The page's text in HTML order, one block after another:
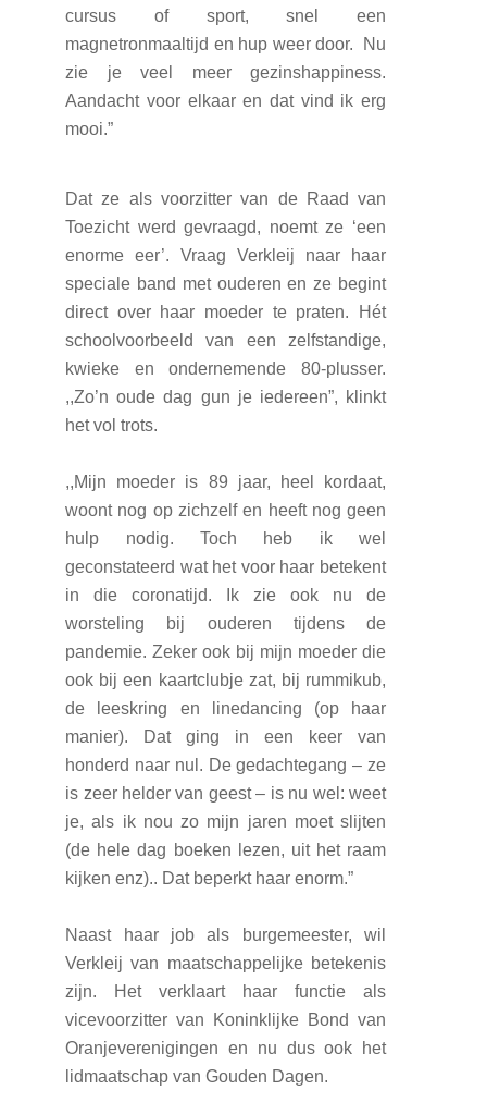
cursus of sport, snel een
magnetronmaaltijd en hup weer door. Nu
zie je veel meer gezinshappiness.
Aandacht voor elkaar en dat vind ik erg
mooi.”
Dat ze als voorzitter van de Raad van
Toezicht werd gevraagd, noemt ze ‘een
enorme eer’. Vraag Verkleij naar haar
speciale band met ouderen en ze begint
direct over haar moeder te praten. Hét
schoolvoorbeeld van een zelfstandige,
kwieke en ondernemende 80-plusser.
,,Zo’n oude dag gun je iedereen”, klinkt
het vol trots.
,,Mijn moeder is 89 jaar, heel kordaat,
woont nog op zichzelf en heeft nog geen
hulp nodig. Toch heb ik wel
geconstateerd wat het voor haar betekent
in die coronatijd. Ik zie ook nu de
worsteling bij ouderen tijdens de
pandemie. Zeker ook bij mijn moeder die
ook bij een kaartclubje zat, bij rummikub,
de leeskring en linedancing (op haar
manier). Dat ging in een keer van
honderd naar nul. De gedachtegang – ze
is zeer helder van geest – is nu wel: weet
je, als ik nou zo mijn jaren moet slijten
(de hele dag boeken lezen, uit het raam
kijken enz).. Dat beperkt haar enorm.”
Naast haar job als burgemeester, wil
Verkleij van maatschappelijke betekenis
zijn. Het verklaart haar functie als
vicevoorzitter van Koninklijke Bond van
Oranjeverenigingen en nu dus ook het
lidmaatschap van Gouden Dagen.